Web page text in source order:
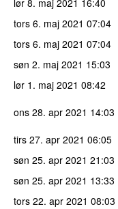
tors 6. maj 2021 07:04
tors 6. maj 2021 07:04
søn 2. maj 2021 15:03
lør 1. maj 2021 08:42
ons 28. apr 2021 14:03
tirs 27. apr 2021 06:05
søn 25. apr 2021 21:03
søn 25. apr 2021 13:33
tors 22. apr 2021 08:03